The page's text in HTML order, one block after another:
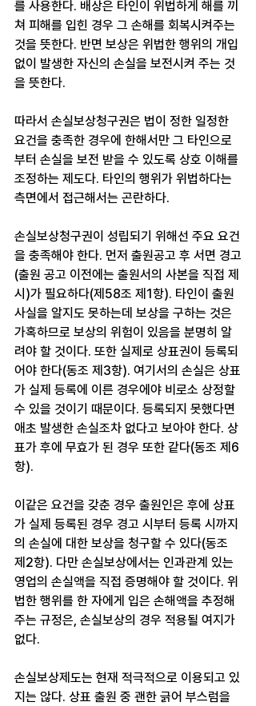
를 사용한다. 배상은 타인이 위법하게 해를 끼
쳐 피해를 입힌 경우 그 손해를 회복시켜주는
것을 뜻한다. 반면 보상은 위법한 행위의 개입
없이 발생한 자신의 손실을 보전시켜 주는 것
을 뜻한다.
따라서 손실보상청구권은 법이 정한 일정한
요건을 충족한 경우에 한해서만 그 타인으로
부터 손실을 보전 받을 수 있도록 상호 이해를
조정하는 제도다. 타인의 행위가 위법하다는
측면에서 접근해서는 곤란하다.
손실보상청구권이 성립되기 위해선 주요 요건
을 충족해야 한다. 먼저 출원공고 후 서면 경고
(출원 공고 이전에는 출원서의 사본을 직접 제
시)가 필요하다(제58조 제1항). 타인이 출원
사실을 알지도 못하는데 보상을 구하는 것은
가혹하므로 보상의 위험이 있음을 분명히 알
려야 할 것이다. 또한 실제로 상표권이 등록되
어야 한다(동조 제3항). 여기서의 손실은 상표
가 실제 등록에 이른 경우에야 비로소 상정할
수 있을 것이기 때문이다. 등록되지 못했다면
애초 발생한 손실조차 없다고 보아야 한다. 상
표가 후에 무효가 된 경우 또한 같다(동조 제6
항).
이같은 요건을 갖춘 경우 출원인은 후에 상표
가 실제 등록된 경우 경고 시부터 등록 시까지
의 손실에 대한 보상을 청구할 수 있다(동조
제2항). 다만 손실보상에서는 인과관계 있는
영업의 손실액을 직접 증명해야 할 것이다. 위
법한 행위를 한 자에게 입은 손해액을 추정해
주는 규정은, 손실보상의 경우 적용될 여지가
없다.
손실보상제도는 현재 적극적으로 이용되고 있
지는 않다. 상표 출원 중 괜한 긁어 부스럼을